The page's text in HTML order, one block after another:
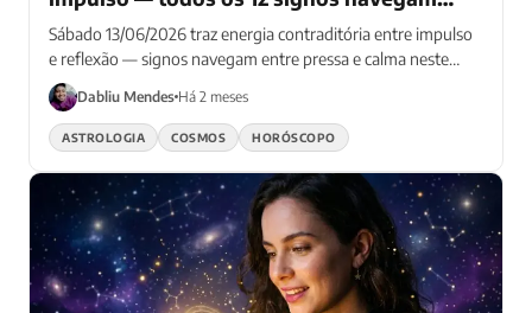
energia contraditória
Sábado 13/06/2026 traz energia contraditória entre impulso
e reflexão — signos navegam entre pressa e calma neste
cosmos dividido
Dabliu Mendes Há 2 meses
ASTROLOGIA COSMOS HORÓSCOPO